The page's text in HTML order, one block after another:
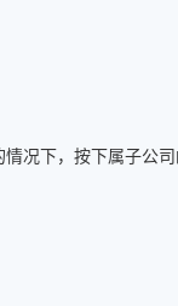
况下，按下属子公